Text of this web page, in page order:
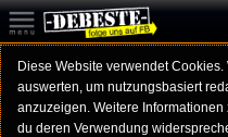
Diese Website verwendet
auswerten, um nutzungsbasiert
anzuzeigen. Weitere
du deren Verwendung